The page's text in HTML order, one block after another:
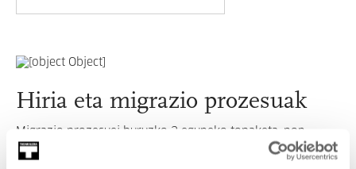
Hiria eta migrazio prozesuak
Migrazio prozesuei buruzko 3 eguneko topaketa, non
gaiaren inguruko aditu eta elkarteek bat egingo duten